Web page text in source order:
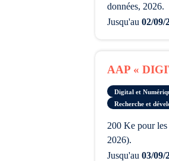
données, 2026.
Jusqu'au 02/09/
AAP «
Digital et
Recherche et
200 Ke pour les bourses Digital4Business – Master européen conjoint en technologies numériques avancées pour les entreprises (rentrée de septembre
2026).
Jusqu'au 03/09/